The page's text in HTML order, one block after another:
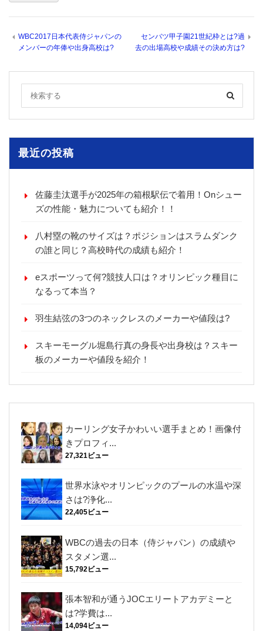
WBC2017日本代表侍ジャパンの
メンバーの年俸や出身高校は?
センバツ甲子園21世紀枠とは?過
去の出場高校や成績その決め方は?
最近の投稿
佐藤圭汰選手が2025年の箱根駅伝で着用！Onシュー
ズの性能・魅力についても紹介！！
八村塁の靴のサイズは？ポジションはスラムダンク
の誰と同じ？高校時代の成績も紹介！
eスポーツって何?競技人口は？オリンピック種目に
なるって本当？
羽生結弦の3つのネックレスのメーカーや値段は?
スキーモーグル堀島行真の身長や出身校は？スキー
板のメーカーや値段を紹介！
カーリング女子かわいい選手まとめ！画像付
きプロフィ...
27,321ビュー
世界水泳やオリンピックのプールの水温や深
さは?浄化...
22,405ビュー
WBCの過去の日本（侍ジャパン）の成績や
スタメン選...
15,792ビュー
張本智和が通うJOCエリートアカデミーと
は?学費は...
14,094ビュー